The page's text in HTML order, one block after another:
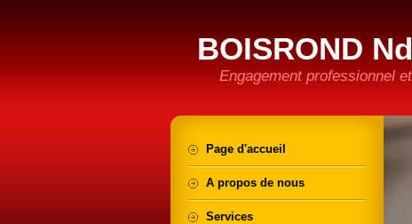
BOISROND
Engagement professionnel
Page d'accueil
A propos de nous
Services